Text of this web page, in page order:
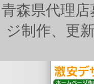
青森県代理
ジ制作、更